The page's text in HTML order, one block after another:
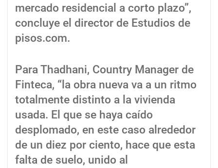
mercado residencial a corto plazo”,
concluye el director de Estudios de
pisos.com.
Para Thadhani, Country Manager de
Finteca, “la obra nueva va a un ritmo
totalmente distinto a la vivienda
usada. El que se haya caído
desplomado, en este caso alrededor
de un diez por ciento, hace que esta
falta de suelo, unido al